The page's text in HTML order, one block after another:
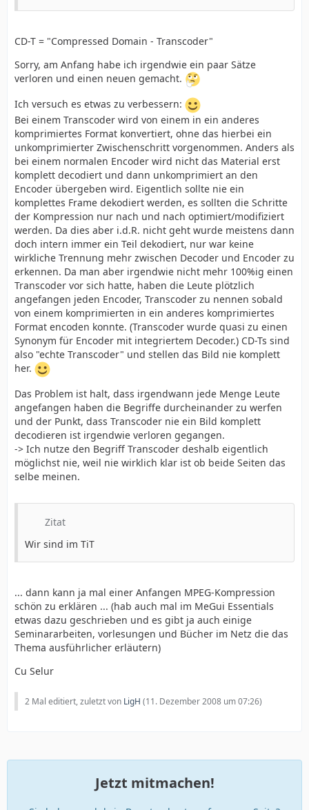
CD-T = "Compressed Domain - Transcoder"
Sorry, am Anfang habe ich irgendwie ein paar Sätze
verloren und einen neuen gemacht.
Ich versuch es etwas zu verbessern:
Bei einem Transcoder wird von einem in ein anderes
komprimiertes Format konvertiert, ohne das hierbei ein
unkomprimierter Zwischenschritt vorgenommen. Anders als
bei einem normalen Encoder wird nicht das Material erst
komplett decodiert und dann unkomprimiert an den
Encoder übergeben wird. Eigentlich sollte nie ein
komplettes Frame dekodiert werden, es sollten die Schritte
der Kompression nur nach und nach optimiert/modifiziert
werden. Da dies aber i.d.R. nicht geht wurde meistens dann
doch intern immer ein Teil dekodiert, nur war keine
wirkliche Trennung mehr zwischen Decoder und Encoder zu
erkennen. Da man aber irgendwie nicht mehr 100%ig einen
Transcoder vor sich hatte, haben die Leute plötzlich
angefangen jeden Encoder, Transcoder zu nennen sobald
von einem komprimierten in ein anderes komprimiertes
Format encoden konnte. (Transcoder wurde quasi zu einen
Synonym für Encoder mit integriertem Decoder.) CD-Ts sind
also "echte Transcoder" und stellen das Bild nie komplett
her.
Das Problem ist halt, dass irgendwann jede Menge Leute
angefangen haben die Begriffe durcheinander zu werfen
und der Punkt, dass Transcoder nie ein Bild komplett
decodieren ist irgendwie verloren gegangen.
-> Ich nutze den Begriff Transcoder deshalb eigentlich
möglichst nie, weil nie wirklich klar ist ob beide Seiten das
selbe meinen.
Zitat
Wir sind im TiT
... dann kann ja mal einer Anfangen MPEG-Kompression
schön zu erklären ... (hab auch mal im MeGui Essentials
etwas dazu geschrieben und es gibt ja auch einige
Seminararbeiten, vorlesungen und Bücher im Netz die das
Thema ausführlicher erläutern)
Cu Selur
2 Mal editiert, zuletzt von LigH (11. Dezember 2008 um 07:26)
Jetzt mitmachen!